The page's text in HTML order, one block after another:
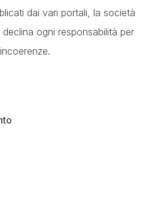
dai vari portali, la società
ogni responsabilità per